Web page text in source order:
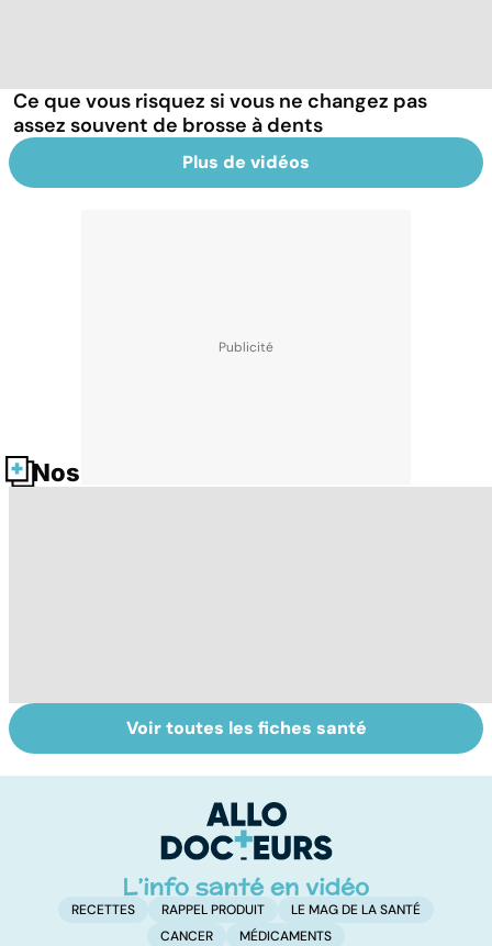
Ce que vous risquez si vous ne changez pas
assez souvent de brosse à dents
Plus de vidéos
Nos fiches santé
Le TDAH, un
trouble de
hyperactivité
Accident
vasculaire
également
touché
Voir toutes les fiches santé
RECETTES RAPPEL PRODUIT
LE MAG DE LA SANTÉ
CANCER
MÉDICAMENTS